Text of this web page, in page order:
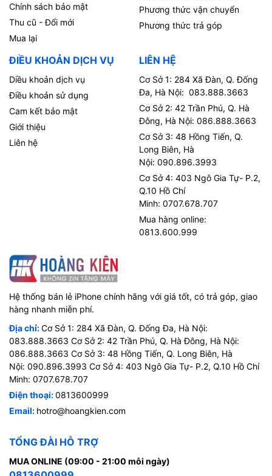
Chính sách bảo mật
Thu cũ - Đổi mới
Mua lại
Phương thức vận chuyển
Phương thức trả góp
ĐIỀU KHOẢN DỊCH VỤ
Diều khoản dịch vụ
Điều khoản sử dụng
Cam kết bảo mật
Giới thiệu
Liên hệ
LIÊN HỆ
Cơ Sở 1: 284 Xã Đàn, Q. Đống
Đa, Hà Nội: 083.888.3663
Cơ Sở 2: 42 Trần Phú, Q. Hà
Đông, Hà Nội: 086.888.3663
Cơ Sở 3: 48 Hồng Tiến, Q.
Long Biên, Hà
Nội: 090.896.3993
Cơ Sở 4: 403 Ngô Gia Tự- P.2,
Q.10 Hồ Chí
Minh: 0707.678.707
Mua hàng online:
0813.600.999
Hệ thống bán lẻ iPhone chính hãng với giá tốt, có trả góp, giao
hàng nhanh miễn phí.
Địa chỉ:Cơ Sở 1: 284 Xã Đàn, Q. Đống Đa, Hà Nội:
083.888.3663 Cơ Sở 2: 42 Trần Phú, Q. Hà Đông, Hà Nội:
086.888.3663 Cơ Sở 3: 48 Hồng Tiến, Q. Long Biên, Hà
Nội: 090.896.3993 Cơ Sở 4: 403 Ngô Gia Tự- P.2, Q.10 Hồ Chí
Minh: 0707.678.707
Điện thoại:0813600999
Email: hotro@hoangkien.com
TỔNG ĐÀI HỖ TRỢ
MUA ONLINE (09:00 - 21:00 mỗi ngày)